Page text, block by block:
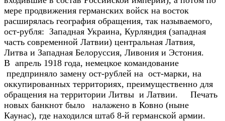
мере продвижения германских войск на восток
расширялась география обращения, так называемого,
ост-рубля: Западная Украина, Курляндия (западная
часть современной Латвии) центральная Латвия,
Литва и Западная Белоруссия, Ливония и Эстония.
В апрель 1918 года, немецкое командование
предприняло замену ост-рублей на ост-марки, на
оккупированных территориях, преимущественно для
обращения на территории Литвы и Латвии. Печать
новых банкнот было налажено в Ковно (ныне
Каунас), где находился штаб 8-й германской армии.